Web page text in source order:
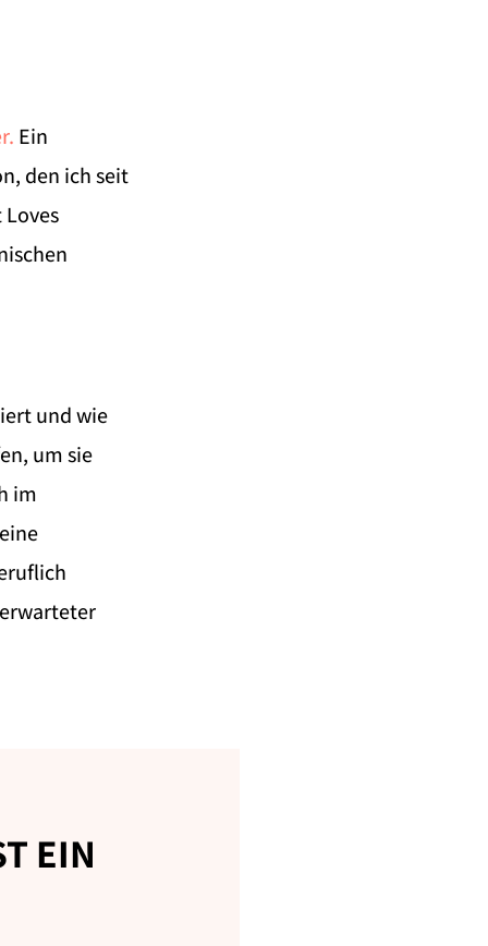
Ein
den ich seit
und wie
um sie
im
EIN